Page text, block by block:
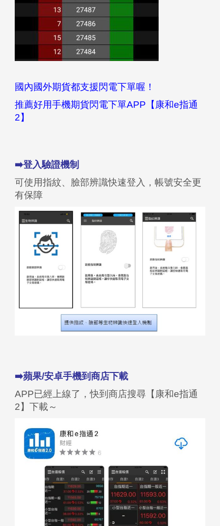
國內國外期貨都支援閃電下單喔！
推薦好用手機期貨閃電下單APP【康和e指通
2】
➡️登入驗證機制
可使用指紋、臉部辨識快速登入，帳號安全更
有保障
➡️蘋果/安卓手機到商店下載
APP已經上線了，快到商店搜尋【康和e指通
2】下載～